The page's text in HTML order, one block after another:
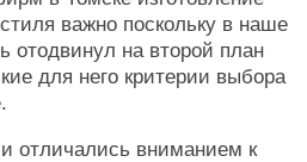
важно поскольку в наше
отодвинул на второй план
для него критерии выбора
отличались вниманием к